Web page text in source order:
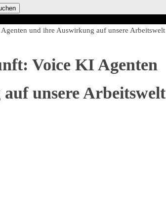
und ihre Auswirkung auf unsere Arbeitswelt
Voice KI Agenten
unsere Arbeitswelt